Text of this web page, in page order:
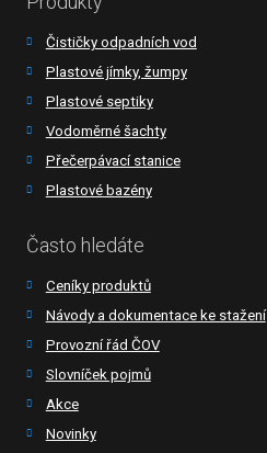
Čističky odpadních vod
Plastové jímky, žumpy
Plastové septiky
Vodoměrné šachty
Přečerpávací stanice
Plastové bazény
Často hledáte
Ceníky produktů
Návody a dokumentace ke stažení
Provozní řád ČOV
Slovníček pojmů
Akce
Novinky